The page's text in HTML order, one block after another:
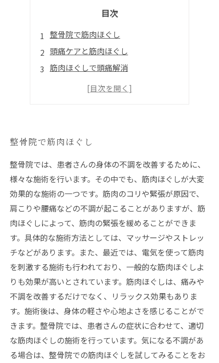
目次
整骨院で筋肉ほぐし
頭痛ケアと筋肉ほぐし
筋肉ほぐしで頭痛解消
整骨院で頭痛ケア
整骨院で筋肉ほぐし
整骨院では、患者さんの身体の不調を改善するために、
様々な施術を行います。その中でも、筋肉ほぐしが大変
効果的な施術の一つです。筋肉のコリや緊張が原因で、
肩こりや腰痛などの不調が起こることがありますが、筋
肉ほぐしによって、筋肉の緊張を緩めることができま
す。具体的な施術方法としては、マッサージやストレッ
チなどがあります。また、最近では、電気を使って筋肉
を刺激する施術も行われており、一般的な筋肉ほぐしよ
りも効果が高いとされています。筋肉ほぐしは、痛みや
不調を改善するだけでなく、リラックス効果もありま
す。施術後は、身体の軽さや心地よさを感じることがで
きます。整骨院では、患者さんの症状に合わせて、適切
な筋肉ほぐしの施術を行っています。気になる不調があ
る場合は、整骨院での筋肉ほぐしを試してみることをお